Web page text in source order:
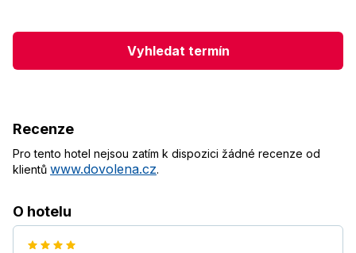
Vyhledat termín
Recenze
Pro tento hotel nejsou zatím k dispozici žádné recenze od
klientů www.dovolena.cz.
O hotelu